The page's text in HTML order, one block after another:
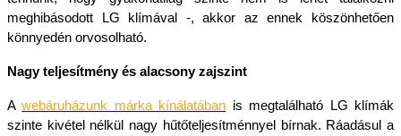
meghibásodott LG klímával -, akkor az ennek köszönhetően
könnyedén orvosolható.
Nagy teljesítmény és alacsony zajszint
A webáruházunk márka kínálatában is megtalálható LG klímák
szinte kivétel nélkül nagy hűtőteljesítménnyel bírnak. Ráadásul a